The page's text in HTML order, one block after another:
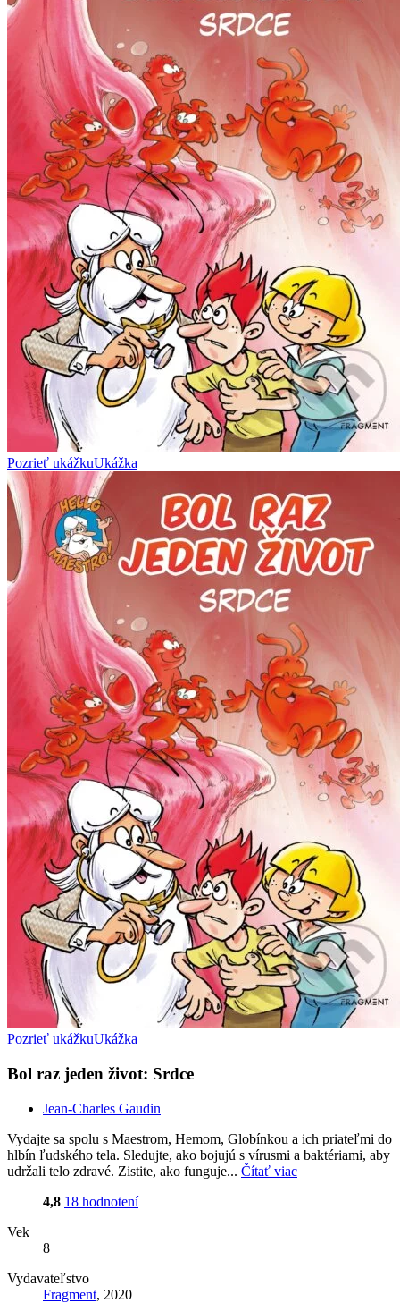
Pozrieť ukážkuUkážka
Pozrieť ukážkuUkážka
Bol raz jeden život: Srdce
Jean-Charles Gaudin
Vydajte sa spolu s Maestrom, Hemom, Globínkou a ich priateľmi do
hlbín ľudského tela. Sledujte, ako bojujú s vírusmi a baktériami, aby
udržali telo zdravé. Zistite, ako funguje... Čítať viac
4,8 18 hodnotení
Vek
8+
Vydavateľstvo
Fragment, 2020